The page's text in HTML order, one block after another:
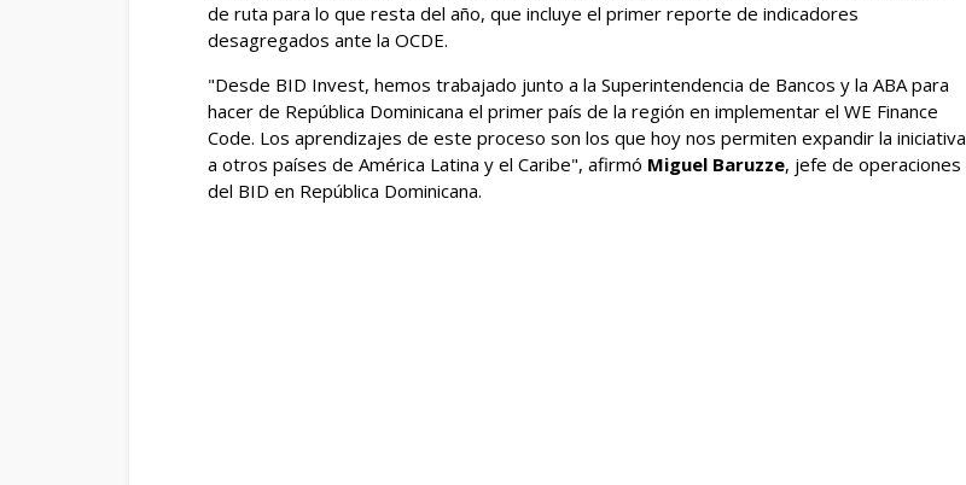
de ruta para lo que resta del año, que incluye el primer reporte de indicadores
desagregados ante la OCDE.
"Desde BID Invest, hemos trabajado junto a la Superintendencia de Bancos y la ABA para
hacer de República Dominicana el primer país de la región en implementar el WE Finance
Code. Los aprendizajes de este proceso son los que hoy nos permiten expandir la iniciativa
a otros países de América Latina y el Caribe", afirmó Miguel Baruzze, jefe de operaciones
del BID en República Dominicana.